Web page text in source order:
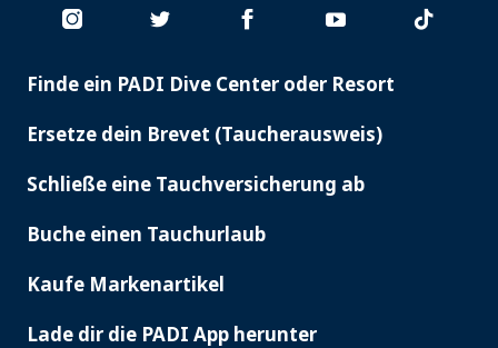
PADI
Finde ein PADI Dive Center oder Resort
Ersetze dein Brevet (Taucherausweis)
Schließe eine Tauchversicherung ab
Buche einen Tauchurlaub
Kaufe Markenartikel
Lade dir die PADI App herunter